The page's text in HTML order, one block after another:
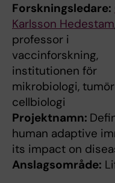
Forskningsledare:
Karlsson Hedestam
professor i
vaccinforskning,
institutionen för
mikrobiologi,
cellbiologi
Projektnamn:
human adaptive
its impact on
Anslagsområde: